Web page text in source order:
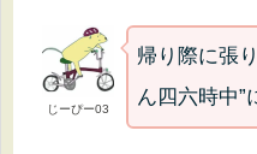
じーぴー03
帰り際に張
ん四六時中”